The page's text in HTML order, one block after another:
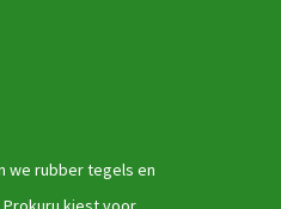
we rubber tegels en